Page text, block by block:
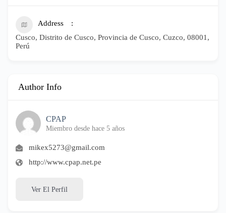
Address
Cusco, Distrito de Cusco, Provincia de Cusco, Cuzco, 08001,
Perú
Author Info
CPAP
Miembro desde hace 5 años
mikex5273@gmail.com
http://www.cpap.net.pe
Ver El Perfil